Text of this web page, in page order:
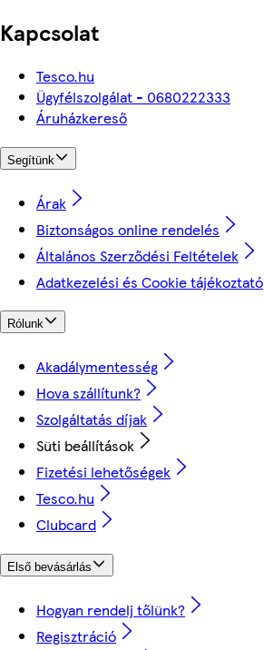
Kapcsolat
Tesco.hu
Ügyfélszolgálat - 0680222333
Áruházkereső
Segítünk
Árak
Biztonságos online rendelés
Általános Szerződési Feltételek
Adatkezelési és Cookie tájékoztató
Rólunk
Akadálymentesség
Hova szállítunk?
Szolgáltatás díjak
Süti beállítások
Fizetési lehetőségek
Tesco.hu
Clubcard
Első bevásárlás
Hogyan rendelj tőlünk?
Regisztráció